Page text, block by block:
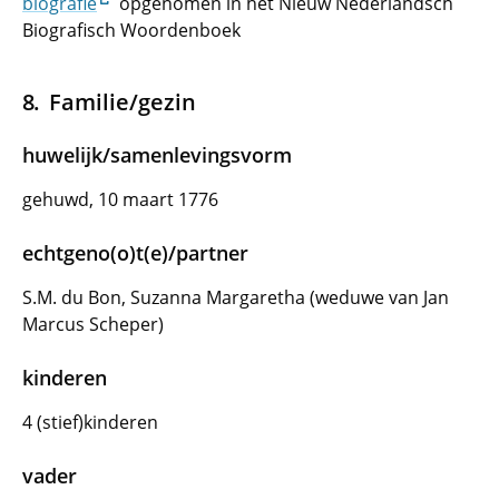
Biografisch Woordenboek
Familie/gezin
huwelijk/samenlevingsvorm
gehuwd, 10 maart 1776
echtgeno(o)t(e)/partner
S.M. du Bon, Suzanna Margaretha (weduwe van Jan
Marcus Scheper)
kinderen
4 (stief)kinderen
vader